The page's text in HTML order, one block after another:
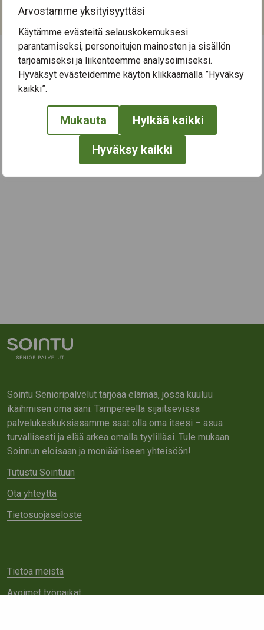
Arvostamme yksityisyyttäsi
Käytämme evästeitä selauskokemuksesi
parantamiseksi, personoitujen mainosten ja sisällön
tarjoamiseksi ja liikenteemme analysoimiseksi.
Hyväksyt evästeidemme käytön klikkaamalla ”Hyväksy
kaikki”.
Mukauta Hylkää kaikki
Hyväksy kaikki
Kategoriat:
Taide
← Näytä kaikki tapahtumat
Sointu Senioripalvelut tarjoaa elämää, jossa kuuluu
ikäihmisen oma ääni. Tampereella sijaitsevissa
palvelukeskuksissamme saat olla oma itsesi – asua
turvallisesti ja elää arkea omalla tyylilläsi. Tule mukaan
Soinnun eloisaan ja moniääniseen yhteisöön!
Tutustu Sointuun
Ota yhteyttä
Tietosuojaseloste
Tietoa meistä
Avoimet työpaikat